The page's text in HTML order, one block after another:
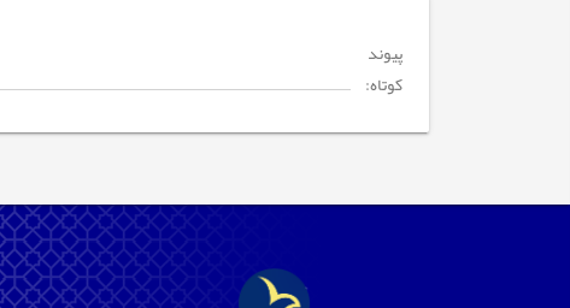
پیوند
کوتاه: